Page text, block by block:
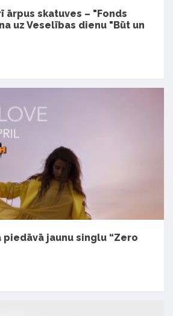
ārpus skatuves – "Fonds
uz Veselības dienu "Būt un
piedāvā jaunu singlu “Zero